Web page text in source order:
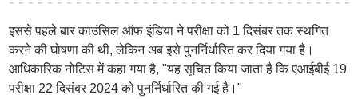
इससे पहले बार काउंसिल ऑफ इंडिया ने परीक्षा को 1 दिसंबर तक स्थगित
करने की घोषणा की थी, लेकिन अब इसे पुनर्निर्धारित कर दिया गया है।
आधिकारिक नोटिस में कहा गया है, "यह सूचित किया जाता है कि एआईबीई 19
परीक्षा 22 दिसंबर 2024 को पुनर्निर्धारित की गई है।"